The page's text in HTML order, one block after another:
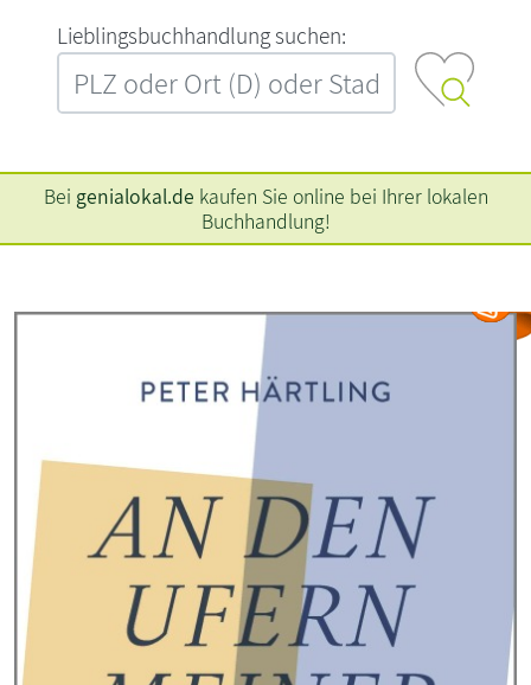
L‍i‍e‍b‍l‍i‍n‍g‍s‍b‍u‍c‍h‍h‍a‍n‍d‍l‍u‍n‍g‍ ‍s‍u‍c‍h‍e‍n‍:‍
Bei genialokal.de kaufen Sie online bei Ihrer lokalen
Buchhandlung!